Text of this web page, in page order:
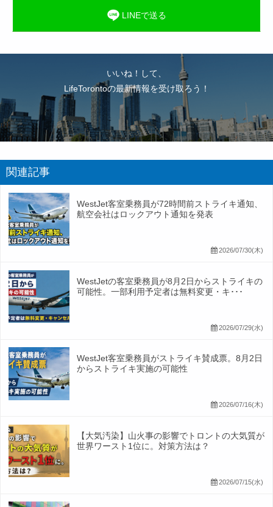
LINEで送る
いいね！して、
LifeTorontoの最新情報を受け取ろう！
関連記事
WestJet客室乗務員が72時間前ストライキ通知、
航空会社はロックアウト通知を発表
2026/07/30(木)
WestJetの客室乗務員が8月2日からストライキの
可能性。一部利用予定者は無料変更・キ･･･
2026/07/29(水)
WestJet客室乗務員がストライキ賛成票。8月2日
からストライキ実施の可能性
2026/07/16(木)
【大気汚染】山火事の影響でトロントの大気質が
世界ワースト1位に。対策方法は？
2026/07/15(水)